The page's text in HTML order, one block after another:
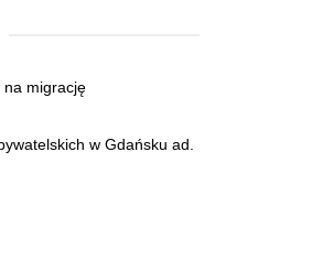
na migrację
w Gdańsku ad.